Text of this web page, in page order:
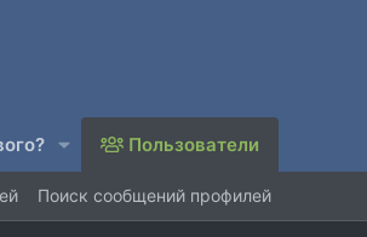
Пользователи
Поиск сообщений профилей